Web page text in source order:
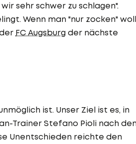
sehr schwer zu schlagen".
Wenn man "nur zocken"
FC Augsburg der nächste
ist. Unser Ziel ist es, in
Trainer Stefano Pioli nach
Unentschieden reichte den